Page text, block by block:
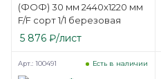
(ФОФ) 30 мм 2440х1220 мм
F/F сорт 1/1 березовая
5 876 ₽/лист
Есть в наличии
Арт.: 100491